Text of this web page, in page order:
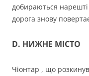
добираються
дорога знову
D. НИЖНЕ МІСТО
Чіонтар , що